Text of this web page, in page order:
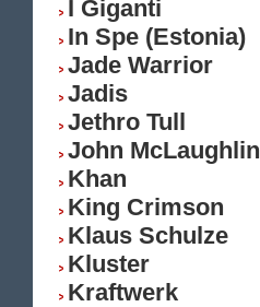
I Giganti
In Spe (Estonia)
Jade Warrior
Jadis
Jethro Tull
John McLaughlin
Khan
King Crimson
Klaus Schulze
Kluster
Kraftwerk